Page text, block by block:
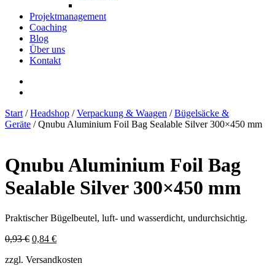
Projektmanagement
Coaching
Blog
Über uns
Kontakt
Start /Headshop /Verpackung & Waagen /Bügelsäcke &
Geräte / Qnubu Aluminium Foil Bag Sealable Silver 300×450 mm
Qnubu Aluminium Foil Bag
Sealable Silver 300×450 mm
Praktischer Bügelbeutel, luft- und wasserdicht, undurchsichtig.
0,93€ Ursprünglicher
war:
0,84 €Aktueller
ist:
zzgl. Versandkosten